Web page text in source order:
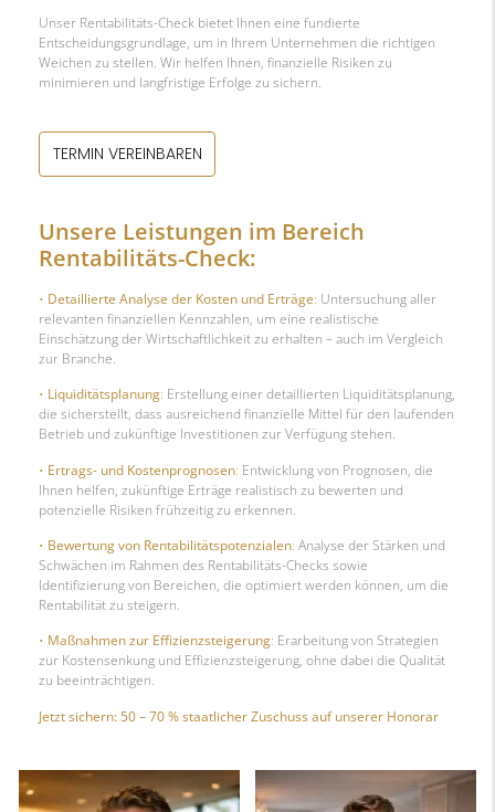
Unser Rentabilitäts-Check bietet Ihnen eine fundierte
Entscheidungsgrundlage, um in Ihrem Unternehmen die richtigen
Weichen zu stellen. Wir helfen Ihnen, finanzielle Risiken zu
minimieren und langfristige Erfolge zu sichern.
TERMIN VEREINBAREN
Unsere Leistungen im Bereich
Rentabilitäts-Check:
• Detaillierte Analyse der Kosten und Erträge: Untersuchung aller
relevanten finanziellen Kennzahlen, um eine realistische
Einschätzung der Wirtschaftlichkeit zu erhalten – auch im Vergleich
zur Branche.
• Liquiditätsplanung: Erstellung einer detaillierten Liquiditätsplanung,
die sicherstellt, dass ausreichend finanzielle Mittel für den laufenden
Betrieb und zukünftige Investitionen zur Verfügung stehen.
• Ertrags- und Kostenprognosen: Entwicklung von Prognosen, die
Ihnen helfen, zukünftige Erträge realistisch zu bewerten und
potenzielle Risiken frühzeitig zu erkennen.
• Bewertung von Rentabilitätspotenzialen: Analyse der Stärken und
Schwächen im Rahmen des Rentabilitäts-Checks sowie
Identifizierung von Bereichen, die optimiert werden können, um die
Rentabilität zu steigern.
• Maßnahmen zur Effizienzsteigerung: Erarbeitung von Strategien
zur Kostensenkung und Effizienzsteigerung, ohne dabei die Qualität
zu beeinträchtigen.
Jetzt sichern: 50 – 70 % staatlicher Zuschuss auf unserer Honorar